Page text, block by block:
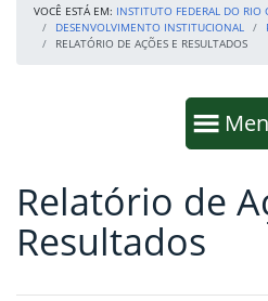
VOCÊ ESTÁ EM: INSTITUTO FEDERAL DO RIO
DESENVOLVIMENTO INSTITUCIONAL
RELATÓRIO DE AÇÕES E RESULTADOS
Fim da navegação
Início do conteúdo
Relatório de
Resultados